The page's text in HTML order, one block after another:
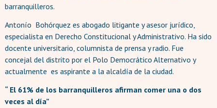
barranquilleros.
Antonío Bohórquez es abogado litigante y asesor jurídico,
especialista en Derecho Constitucional y Administrativo. Ha sido
docente universitario, columnista de prensa y radio. Fue
concejal del distrito por el Polo Democrático Alternativo y
actualmente es aspirante a la alcaldía de la ciudad.
“ El 61% de los barranquilleros afirman comer una o dos
veces al día”